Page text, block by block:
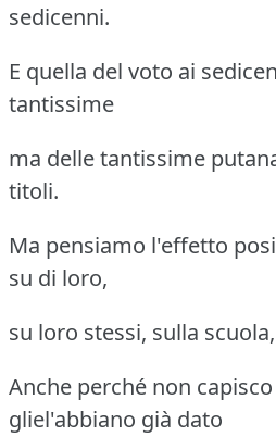
sedicenni.
E quella del voto ai
tantissime
ma delle tantissime
titoli.
Ma pensiamo l'effetto
su di loro,
su loro stessi, sulla
Anche perché non
gliel'abbiano già dato